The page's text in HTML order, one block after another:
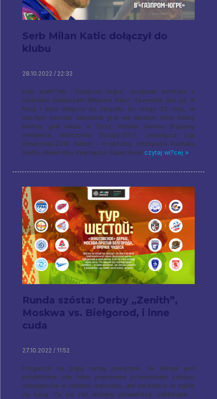
Serb Milan Katic dołączył do
klubu
28.10.2022 / 22:32
klub siatk?wki “Gazprom-Yugra” podpisał kontrakt z
serbskim siatkarzem Milanem Katic. Zawodnik jest już w
Rosji i jutro dołączy do zespołu. Do niego 29 roku, w
zeszłym sezonie zawodnik grał we włoskim Vero Volley
Monza, grał także w Turcji, Polska, Serbia. Brązowy
medalista Mistrzostw Europy-2017, zwycięzca Ligi
Światowej-2016. Katich – trzykrotny zdobywca Pucharu
Serbii, dwukrotny zwycięzca Super Bowl czytaj wi?cej »
Runda szósta: Derby „Zenith”,
Moskwa vs. Biełgorod, i inne
cuda
27.10.2022 / 11:52
Prognoza na piątą rundę pokazała, że Vanga jest
przybliżona ode mnie: poprawnie przewidziało sześciu
zwycięzców w siedmiu meczach, ale na koncie w ogóle
za kasą. Co po raz kolejny potwierdza: siatkówka -